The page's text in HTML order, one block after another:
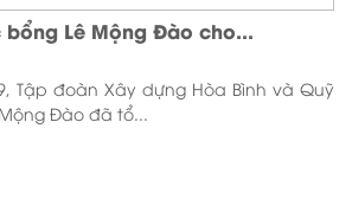
bổng Lê Mộng Đào cho...
Tập đoàn Xây dựng Hòa Bình và Quỹ
Đào đã tổ...